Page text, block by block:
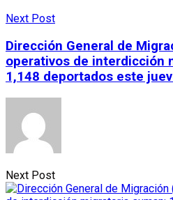
Next Post
Dirección General de
operativos de interdicción
1,148 deportados este
Next Post